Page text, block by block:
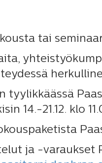
tai
tyylikkäässä
14.-21.12. klo
ja -varaukset